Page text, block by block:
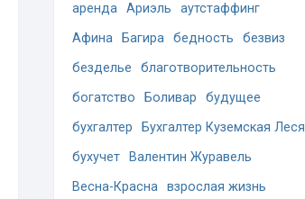
аренда Ариэль
аутстаффинг
Афина
Багира бедность
безвиз
безделье
благотворительность
богатство
Боливар
будущее
бухгалтер
Бухгалтер Куземская Леся
бухучет
Валентин Журавель
Весна-Красна взрослая жизнь